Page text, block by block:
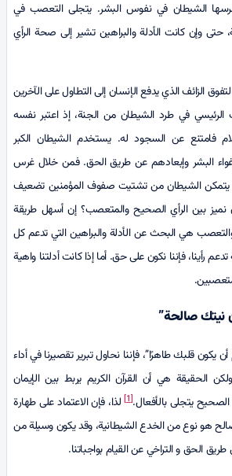
الشيطان في نفوس البشر. يتجلى التعصب في
حتى وإن كانت الأدلة والبراهين تشير إلى صحة الرأي
الزائف الذي يدفع الإنسان إلى التطاول على الآخرين
الرئيسي في طرد الشيطان من الجنة، إذ اعتبر نفسه
فامتنع عن السجود له. يستخدم الشيطان الكبر
البشر وإبعادهم عن طريق الحق. فمن خلال غرس
الشيطان من تشتيت صفوف المؤمنين تضعيف
نميز بين الرأي الصحيح والمتعصب؟ إن أسهل طريقة
هي البحث عن الأدلة والبراهين التي تدعم كل
تدعم رأينا، فإننا نكون على حق. أما إذا كانت أدلتنا واهية
نيتك صالحة”
يكون قلبك طاهرًا”، فإننا نحاول تبرير تقصيرنا في أداء
الحقيقة هي أن القرآن الكريم يربط بين الإيمان
الصحيح يتجلى بالأفعال.[1] لذا، فإن الاعتماد على طهارة
هو نوع من الخدع الشيطانية، وقد يكون وسيلة من
الحق و التراخي عن القيام بواجباتنا.